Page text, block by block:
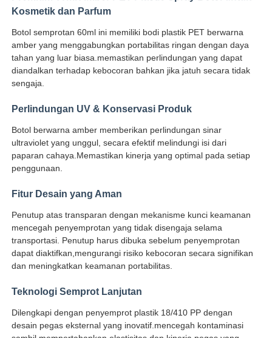
Rumah
Produk
Tentang kita
Kosmetik dan Parfum
Botol semprotan 60ml ini memiliki bodi plastik PET berwarna
amber yang menggabungkan portabilitas ringan dengan daya
tahan yang luar biasa.memastikan perlindungan yang dapat
diandalkan terhadap kebocoran bahkan jika jatuh secara tidak
sengaja.
Perlindungan UV & Konservasi Produk
Botol berwarna amber memberikan perlindungan sinar
ultraviolet yang unggul, secara efektif melindungi isi dari
paparan cahaya.Memastikan kinerja yang optimal pada setiap
penggunaan.
Fitur Desain yang Aman
Penutup atas transparan dengan mekanisme kunci keamanan
mencegah penyemprotan yang tidak disengaja selama
transportasi. Penutup harus dibuka sebelum penyemprotan
dapat diaktifkan,mengurangi risiko kebocoran secara signifikan
dan meningkatkan keamanan portabilitas.
Teknologi Semprot Lanjutan
Dilengkapi dengan penyemprot plastik 18/410 PP dengan
desain pegas eksternal yang inovatif.mencegah kontaminasi